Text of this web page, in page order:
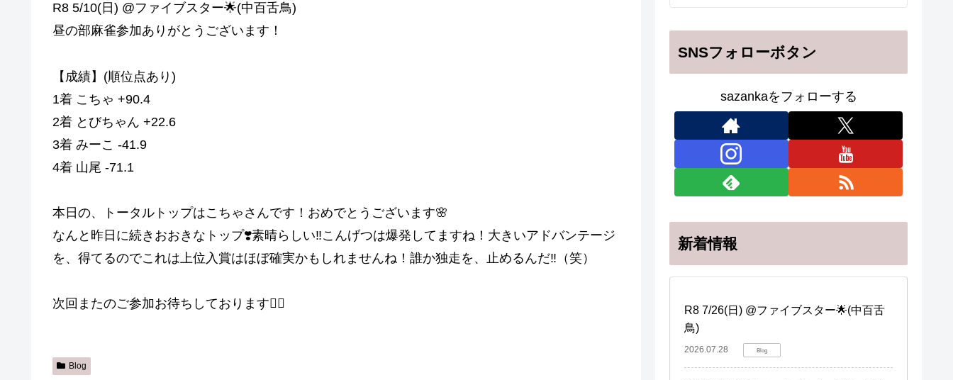
R8 5/10(日) @ファイブスター🌟(中百舌鳥)
昼の部麻雀参加ありがとうございます！
【成績】(順位点あり)
1着 こちゃ +90.4
2着 とびちゃん +22.6
3着 みーこ -41.9
4着 山尾 -71.1
本日の、トータルトップはこちゃさんです！おめでとうございます🌸
なんと昨日に続きおおきなトップ❣️素晴らしい‼️こんげつは爆発してますね！大きいアドバンテージ
を、得てるのでこれは上位入賞はほぼ確実かもしれませんね！誰か独走を、止めるんだ‼️（笑）
次回またのご参加お待ちしております🙇‍♀️
Blog
SNSフォローボタン
sazankaをフォローする
新着情報
R8 7/26(日) @ファイブスター🌟(中百舌
鳥)
2026.07.28 Blog